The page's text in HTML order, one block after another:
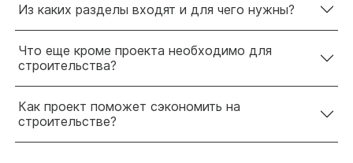
Из каких разделы входят и для чего нужны?
Что еще кроме проекта необходимо для
строительства?
Как проект поможет сэкономить на
строительстве?